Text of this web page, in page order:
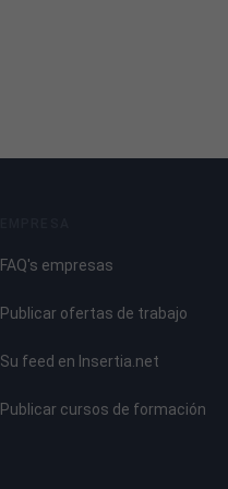
FAQ's empresas
Publicar ofertas de trabajo
Su feed en Insertia.net
Publicar cursos de formación